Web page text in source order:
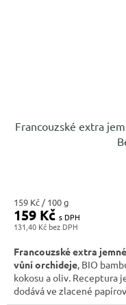
Francouzské extra
131,40 Kč
159 Kč
Měrná
cena:
159 Kč / 100 g
Francouzské extra
vůní orchideje, BIO
kokosu a oliv. Receptura
dodává ve zlacené